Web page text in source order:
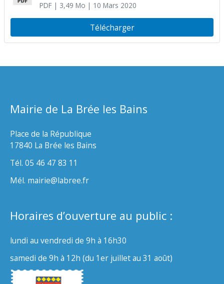
PDF| 3,49 Mo | 10 Mars 2020
Télécharger
Mairie de La Brée les Bains
Place de la République
17840 La Brée les Bains
Tél. 05 46 47 83 11
Mél. mairie@labree.fr
Horaires d’ouverture au public :
lundi au vendredi de 9h à 16h30
samedi de 9h à 12h (du 1er juillet au 31 août)